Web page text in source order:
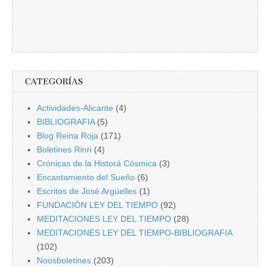
CATEGORÍAS
Actividades-Alicante (4)
BIBLIOGRAFIA(5)
Blog Reina Roja (171)
Boletines Rinri (4)
Crónicas de la Historá Cósmica (3)
Encantamiento del Sueño (6)
Escritos de José Argüelles (1)
FUNDACIÓN LEY DEL TIEMPO (92)
MEDITACIONES LEY DEL TIEMPO (28)
MEDITACIONES LEY DEL TIEMPO-BIBLIOGRAFIA
(102)
Noosboletines (203)